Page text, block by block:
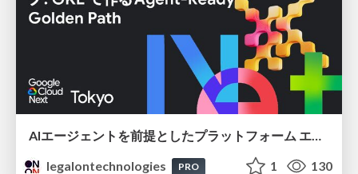
legalontechnologies
PRO 1 130